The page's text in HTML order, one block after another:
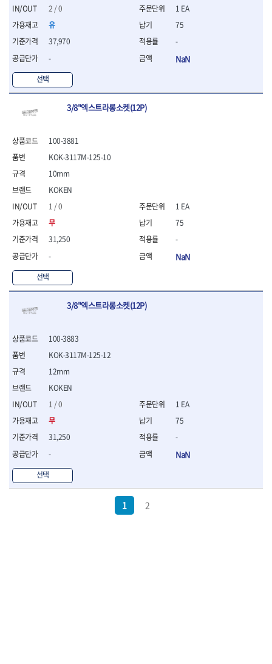
- 기타공구
- 공구가방
기타 작업공구
- 케이스
- 수리키트
- 고정링/링
2 / 0
유
37,970
-
선택
1 EA
75
-
NaN
3/8"엑스트라롱소켓(12P)
100-3881
KOKEN
1 / 0
무
31,250
-
선택
KOK-3117M-125-10
10mm
1 EA
75
-
NaN
3/8"엑스트라롱소켓(12P)
100-3883
KOKEN
1 / 0
무
31,250
-
선택
KOK-3117M-125-12
12mm
1 EA
75
-
NaN
1 2